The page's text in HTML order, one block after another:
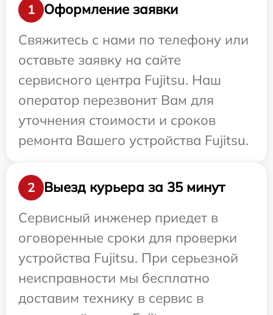
1
Оформление заявки
Свяжитесь с нами по телефону или
оставьте заявку на сайте
сервисного центра Fujitsu. Наш
оператор перезвонит Вам для
уточнения стоимости и сроков
ремонта Вашего устройства Fujitsu.
2
Выезд курьера за 35 минут
Сервисный инженер приедет в
оговоренные сроки для проверки
устройства Fujitsu. При серьезной
неисправности мы бесплатно
доставим технику в сервис в